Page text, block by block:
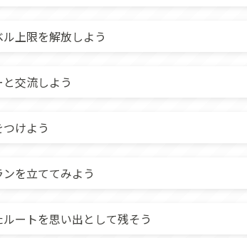
上限を解放しよう
交流しよう
けよう
を立ててみよう
ートを思い出として残そう